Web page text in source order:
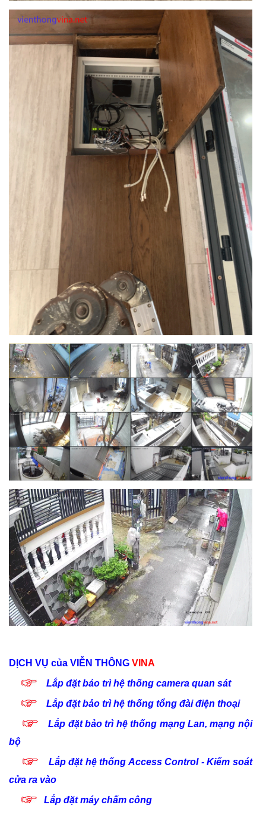
DỊCH VỤ của VIỄN THÔNG VINA
Lắp đặt bảo trì hệ thống camera quan sát
Lắp đặt bảo trì hệ thống tổng đài điện thoại
Lắp đặt bảo trì hệ thống mạng Lan, mạng nội
bộ
Lắp đặt hệ thống Access Control - Kiểm soát
cửa ra vào
Lắp đặt máy chấm công